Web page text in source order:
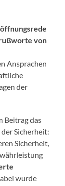
von
Ansprachen
der
Beitrag das
Sicherheit:
Sicherheit,
wurde